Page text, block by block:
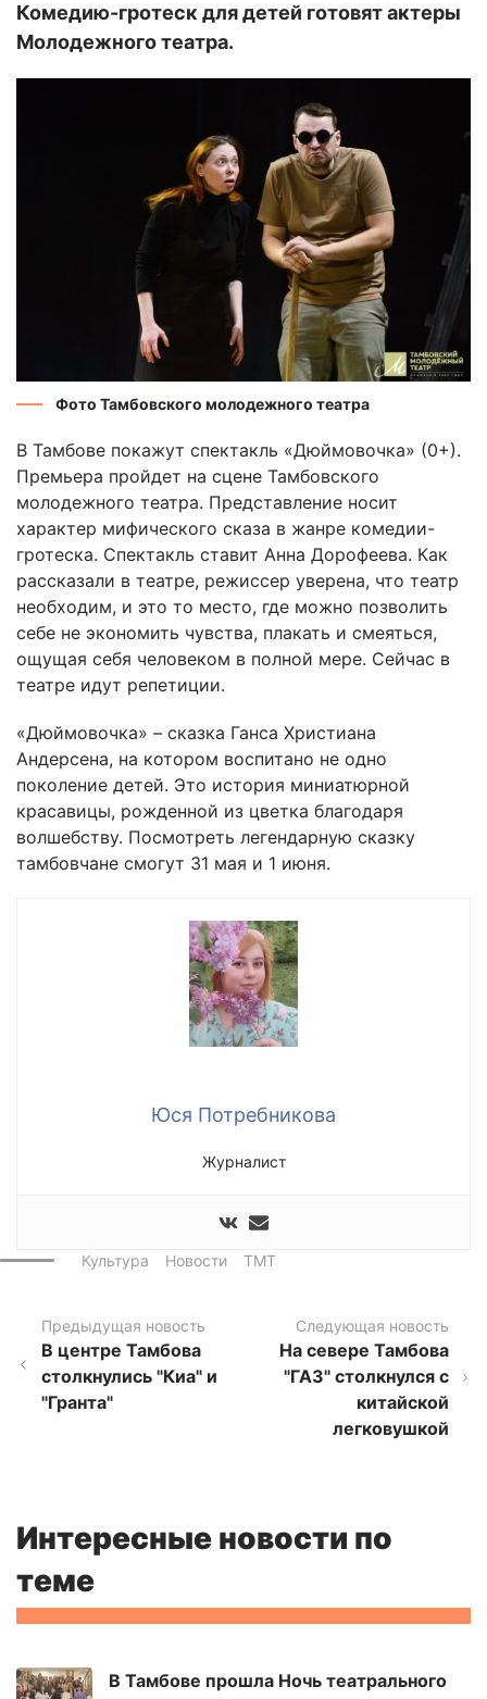
Комедию-гротеск для детей готовят актеры
Молодежного театра.
Фото Тамбовского молодежного театра
В Тамбове покажут спектакль «Дюймовочка» (0+).
Премьера пройдет на сцене Тамбовского
молодежного театра. Представление носит
характер мифического сказа в жанре комедии-
гротеска. Спектакль ставит Анна Дорофеева. Как
рассказали в театре, режиссер уверена, что театр
необходим, и это то место, где можно позволить
себе не экономить чувства, плакать и смеяться,
ощущая себя человеком в полной мере. Сейчас в
театре идут репетиции.
«Дюймовочка» – сказка Ганса Христиана
Андерсена, на котором воспитано не одно
поколение детей. Это история миниатюрной
красавицы, рожденной из цветка благодаря
волшебству. Посмотреть легендарную сказку
тамбовчане смогут 31 мая и 1 июня.
Юся Потребникова
Журналист
Культура Новости ТМТ
Предыдущая новость
В центре Тамбова
столкнулись "Киа" и
"Гранта"
Следующая новость
На севере Тамбова
"ГАЗ" столкнулся с
китайской
легковушкой
Интересные новости по
теме
В Тамбове прошла Ночь театрального